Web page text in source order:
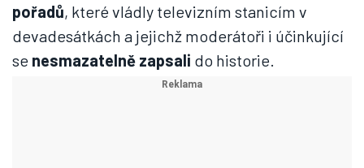
pořadů, které vládly televizním stanicím v
devadesátkách a jejichž moderátoři i účinkující
se nesmazatelně zapsali do historie.